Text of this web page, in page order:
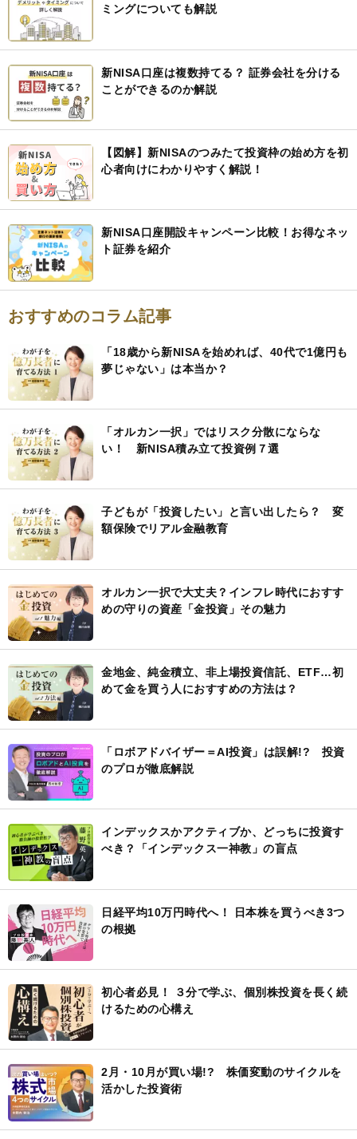
ミングについても解説
新NISA口座は複数持てる？ 証券会社を分ける
ことができるのか解説
【図解】新NISAのつみたて投資枠の始め方を初
心者向けにわかりやすく解説！
新NISA口座開設キャンペーン比較！お得なネッ
ト証券を紹介
おすすめのコラム記事
「18歳から新NISAを始めれば、40代で1億円も
夢じゃない」は本当か？
「オルカン一択」ではリスク分散にならな
い！ 新NISA積み立て投資例７選
子どもが「投資したい」と言い出したら？ 変
額保険でリアル金融教育
オルカン一択で大丈夫？インフレ時代におすす
めの守りの資産「金投資」その魅力
金地金、純金積立、非上場投資信託、ETF…初
めて金を買う人におすすめの方法は？
「ロボアドバイザー＝AI投資」は誤解!? 投資
のプロが徹底解説
インデックスかアクティブか、どっちに投資す
べき？「インデックス一神教」の盲点
日経平均10万円時代へ！ 日本株を買うべき3つ
の根拠
初心者必見！ ３分で学ぶ、個別株投資を長く続
けるための心構え
2月・10月が買い場!? 株価変動のサイクルを
活かした投資術